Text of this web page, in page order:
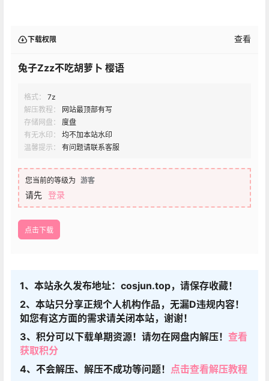
下载权限 查看
兔子Zzz不吃胡萝卜 樱语
格式：
7z
解压教程：
网站最顶部有写
存储网盘：
度盘
有无水印：
均不加本站水印
温馨提示：
有问题请联系客服
您当前的等级为 游客
请先 登录
点击下载
1、本站永久发布地址：cosjun.top，请保存收藏！
2、本站只分享正规个人机构作品，无漏D违规内容！
如您有这方面的需求请关闭本站，谢谢！
3、积分可以下载单期资源！请勿在网盘内解压！ 查看
获取积分
4、不会解压、解压不成功等问题！ 点击查看解压教程